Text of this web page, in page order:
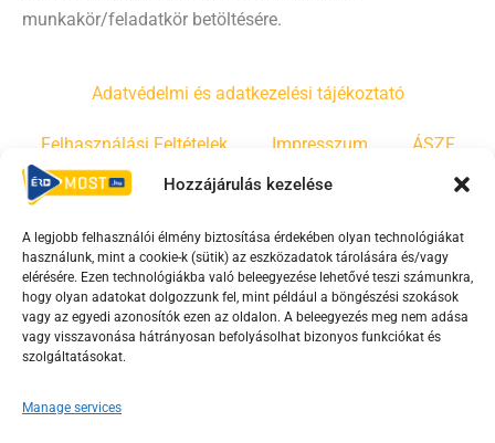
Hozzájárulás kezelése
A legjobb felhasználói élmény biztosítása érdekében olyan technológiákat
használunk, mint a cookie-k (sütik) az eszközadatok tárolására és/vagy
elérésére. Ezen technológiákba való beleegyezése lehetővé teszi számunkra,
hogy olyan adatokat dolgozzunk fel, mint például a böngészési szokások
vagy az egyedi azonosítók ezen az oldalon. A beleegyezés meg nem adása
vagy visszavonása hátrányosan befolyásolhat bizonyos funkciókat és
szolgáltatásokat.
Manage services
munkakör/feladatkör betöltésére.
Adatvédelmi és adatkezelési tájékoztató
Felhasználási Feltételek Impresszum ÁSZF
Irányelvek Moderálási szabályzat
F
a
c
e
o
Y
o
u
t
b
T
i
k